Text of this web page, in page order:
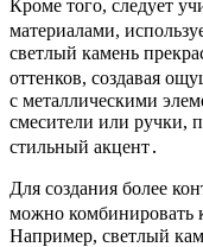
Кроме того, следует
материалами,
светлый камень
оттенков, создавая
с металлическими
смесители или ручки,
стильный акцент․
Для создания более
можно комбинировать
Например, светлый